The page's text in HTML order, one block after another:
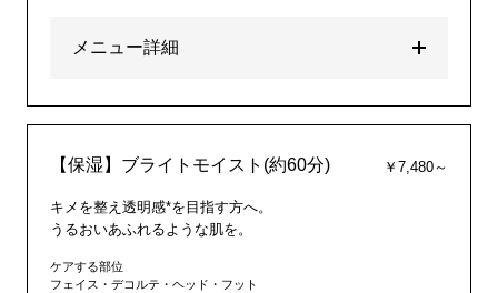
メニュー詳細
【保湿】ブライトモイスト(約60分) ￥7,480～
キメを整え透明感*を目指す方へ。
うるおいあふれるような肌を。
ケアする部位
フェイス・デコルテ・ヘッド・フット